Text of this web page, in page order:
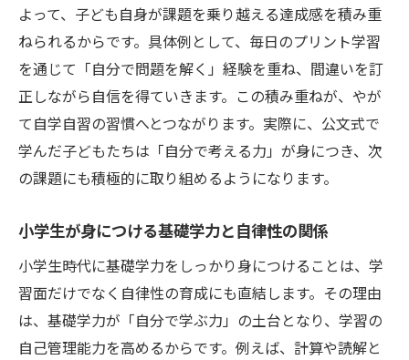
よって、子ども自身が課題を乗り越える達成感を積み重
ねられるからです。具体例として、毎日のプリント学習
を通じて「自分で問題を解く」経験を重ね、間違いを訂
正しながら自信を得ていきます。この積み重ねが、やが
て自学自習の習慣へとつながります。実際に、公文式で
学んだ子どもたちは「自分で考える力」が身につき、次
の課題にも積極的に取り組めるようになります。
小学生が身につける基礎学力と自律性の関係
小学生時代に基礎学力をしっかり身につけることは、学
習面だけでなく自律性の育成にも直結します。その理由
は、基礎学力が「自分で学ぶ力」の土台となり、学習の
自己管理能力を高めるからです。例えば、計算や読解と